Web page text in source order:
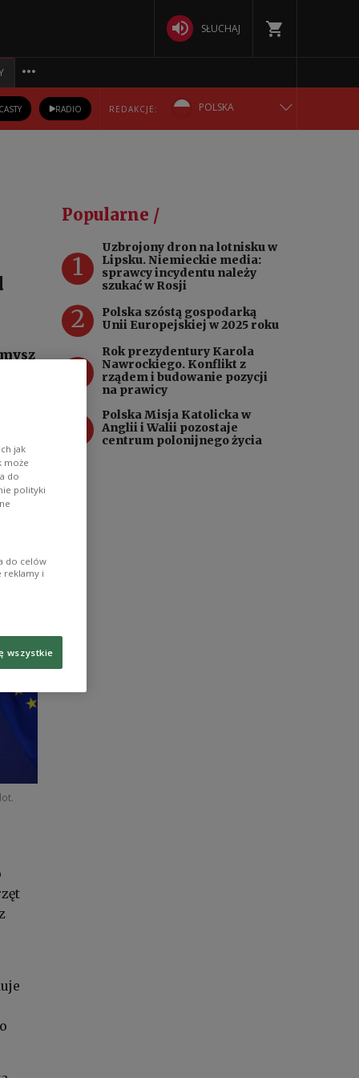
SŁUCHAJ
RADIO REDAKCJE: POLSKA
РУССКИЙ
УКРАЇНСЬКА
Popularne /
1
Uzbrojony dron na lotnisku w
Lipsku. Niemieckie media:
sprawcy incydentu należy
szukać w Rosji
2
Polska szóstą gospodarką
Unii Europejskiej w 2025 roku
Rok prezydentury Karola
Nawrockiego. Konflikt z
rządem i budowanie pozycji
na prawicy
Polska Misja Katolicka w
Anglii i Walii pozostaje
centrum polonijnego życia
jak
może
do
polityki
do celów
reklamy i
wszystkie